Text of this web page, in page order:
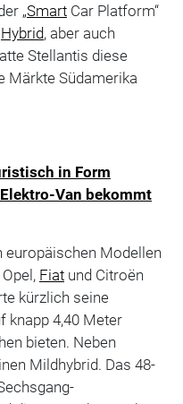
„SmartCar Platform“
Hybrid, aber auch
Stellantis diese
Märkte Südamerika
in Form
Van bekommt
europäischen Modellen
Opel, Fiatund Citroën
kürzlich seine
knapp 4,40 Meter
bieten. Neben
Mildhybrid. Das 48-